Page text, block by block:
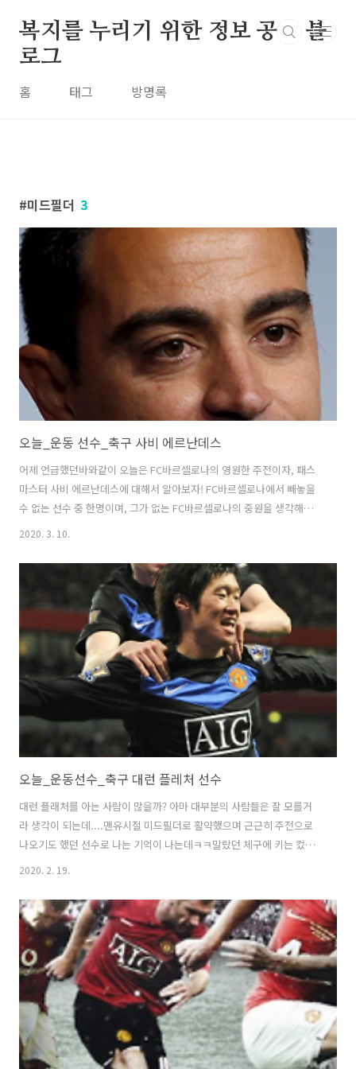
복지를 누리기 위한 정보 공유 블
로그
홈 태그 방명록
미드필더 3
오늘_운동 선수_축구 사비 에르난데스
어제 언급했던바와같이 오늘은 FC바르셀로나의 영원한 주전이자, 패스
마스터 사비 에르난데스에 대해서 알아보자! FC바르셀로나에서 빼놓을
수 없는 선수 중 한명이며, 그가 없는 FC바르셀로나의 중원을 생각해보
자...음...공백이 너무 느껴질정도인데 이말은 즉슨, 그가 없는 FC바르셀
력과 패스 능력은 말할 필요도 없을 정도로 세계적이다. 정말 자로 잰듯
하며 발 앞에 갖다주는 정확한 패싱력을 보여주며 볼 키핑력이 매우 뛰어
나 그가 공을 잡는 이후부터는 상대편들이 달려들어도 무의미 할 정도의
느낌이랄까...또한 자기 관리가 아주 철저한 선수로 유명하여 부상은 전
혀 없었으며 공백 또한 찾아보기 힘들정도였다. 그는 경기당 패스 성공률
이...70..
2020. 3. 10.
오늘_운동선수_축구 대런 플레처 선수
대런 플래처를 아는 사람이 많을까? 아마 대부분의 사람들은 잘 모를거
라 생각이 되는데....맨유시절 미드필더로 활약했으며 근근히 주전으로
나오기도 했던 선수로 나는 기억이 나는데ㅋㅋ말랐던 체구에 키는 컸고..
늘 교체로 나왔기 때문에 많은 사람들에게 알려지지 않았던 선수로 기억
코틀랜드이며 국가대표 축구선수로 활약을 했었다. 그의 행보를 살펴보
면 맨체스터 유나이티드, 웨스트브롬위치 알비온 FC등 여러 클럽을 다니
며 활동했다. 맨유에는 이른 나이에 입단하게 되는데 아마....17세인가?
그때부터 입단하여 1군에서 훈련도 하고 경험을 쌓았다. 어려서인지 대
런 플레처는 알렉스 퍼거슨으로부터 눈에 띄게 되는데 감독의 총애를 받
은것이지...ㅋㅋ당시..
2020. 2. 19.